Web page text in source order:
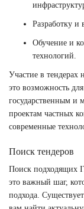
Разработку
Обучение и
технологий.
Участие в тендерах
это возможность
государственным и
проектам частных
современные
Поиск тендеров
Поиск подходящих
это важный шаг,
подхода.